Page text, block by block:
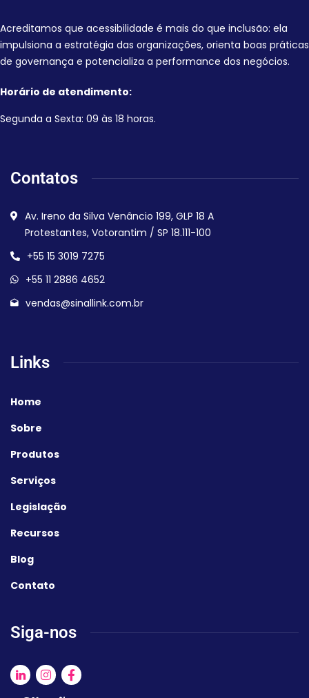
Acreditamos que acessibilidade é mais do que inclusão: ela
impulsiona a estratégia das organizações, orienta boas práticas
de governança e potencializa a performance dos negócios.
Horário de atendimento:
Segunda a Sexta: 09 às 18 horas.
Contatos
Av. Ireno da Silva Venâncio 199, GLP 18 A
Protestantes, Votorantim / SP 18.111-100
+55 15 3019 7275
+55 11 2886 4652
vendas@sinallink.com.br
Links
Home
Sobre
Produtos
Serviços
Legislação
Recursos
Blog
Contato
Siga-nos